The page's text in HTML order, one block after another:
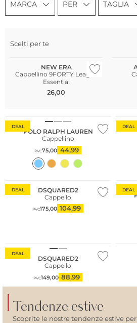
MARCA PER TAGLIA
Scelti per te
NEW ERA
Cappellino 9FORTY League
Essential
26,00
DEAL
POLO RALPH LAUREN
Cappellino
PVC75,00 44,99
DEAL
DEAL
DSQUARED2
Cappello
PVC175,00 104,99
DEAL
DEAL
DSQUARED2
Cappello
PVC149,00 88,99
Tendenze estive
Scoprite le nostre tendenze estive